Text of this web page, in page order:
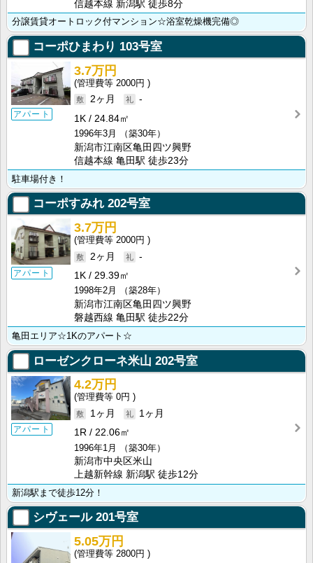
信越本線 新潟駅 徒歩8分
分譲賃貸オートロック付マンション☆浴室乾燥機完備◎
コーポひまわり 103号室
アパート
3.7万円
2000円
2ヶ月
-
1K
24.84㎡
1996年3月
（築30年）
新潟市江南区亀田四ツ興野
信越本線 亀田駅 徒歩23分
駐車場付き！
コーポすみれ 202号室
アパート
3.7万円
2000円
2ヶ月
-
1K
29.39㎡
1998年2月
（築28年）
新潟市江南区亀田四ツ興野
磐越西線 亀田駅 徒歩22分
亀田エリア☆1Kのアパート☆
ローゼンクローネ米山 202号室
アパート
4.2万円
0円
1ヶ月
1ヶ月
1R
22.06㎡
1996年1月
（築30年）
新潟市中央区米山
上越新幹線 新潟駅 徒歩12分
新潟駅まで徒歩12分！
シヴェール201号室
5.05万円
2800円